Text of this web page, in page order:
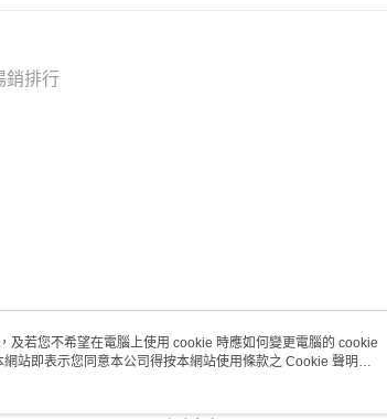
銷排行
客戶服務
若您不希望在電腦上使用 cookie 時應如何變更電腦的 cookie
站即表示您同意本公司得按本網站使用條款之 Cookie 聲明使